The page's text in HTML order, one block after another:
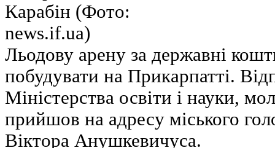
Льодову арену за державні
побудувати на Прикарпатті.
Міністерства освіти і науки,
прийшов на адресу міського
Віктора Анушкевичуса.